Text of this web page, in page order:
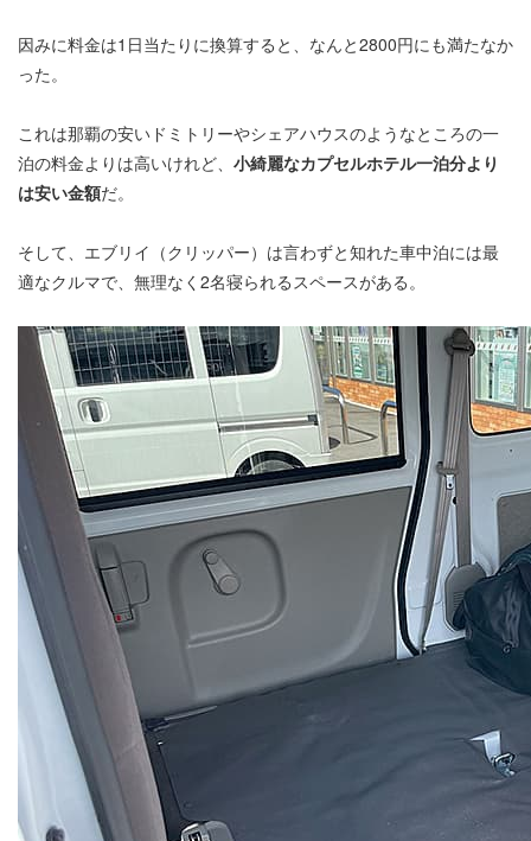
因みに料金は1日当たりに換算すると、なんと2800円にも満たなか
った。
これは那覇の安いドミトリーやシェアハウスのようなところの一
泊の料金よりは高いけれど、 小綺麗なカプセルホテル一泊分より
は安い金額だ。
そして、エブリイ（クリッパー）は言わずと知れた車中泊には最
適なクルマで、無理なく2名寝られるスペースがある。